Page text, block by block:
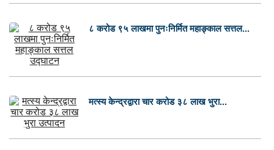
८ करोड ९५ लाखमा पुनःनिर्मित महाङ्काल सत्तल...
मत्स्य केन्द्रद्वारा चार करोड ३८ लाख भुरा...